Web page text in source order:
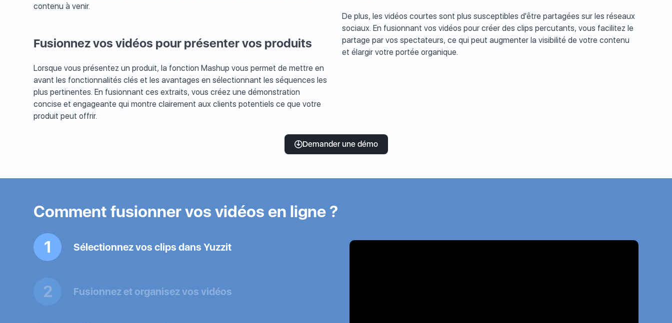
contenu à venir.
Fusionnez vos vidéos pour présenter vos produits
Lorsque vous présentez un produit, la fonction Mashup vous permet de mettre en
avant les fonctionnalités clés et les avantages en sélectionnant les séquences les
plus pertinentes. En fusionnant ces extraits, vous créez une démonstration
concise et engageante qui montre clairement aux clients potentiels ce que votre
produit peut offrir.
De plus, les vidéos courtes sont plus susceptibles d'être partagées sur les réseaux
sociaux. En fusionnant vos vidéos pour créer des clips percutants, vous facilitez le
partage par vos spectateurs, ce qui peut augmenter la visibilité de votre contenu
et élargir votre portée organique.
Demander une démo
Comment fusionner vos vidéos en ligne ?
1
Sélectionnez vos clips dans Yuzzit
2 Fusionnez et organisez vos vidéos